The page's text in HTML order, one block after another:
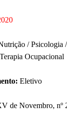
/ Psicologia /
Ocupacional
Eletivo
de Novembro, nº